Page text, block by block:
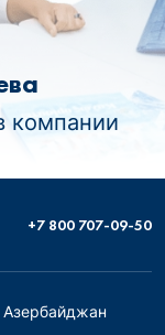
компании
+7 800 707-09-50
Азербайджан